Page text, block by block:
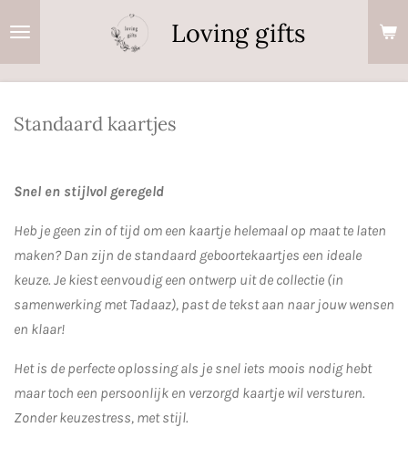
hoofdinhoud
Loving gifts
Standaard kaartjes
Snel en stijlvol geregeld
Heb je geen zin of tijd om een kaartje helemaal op maat te laten
maken? Dan zijn de standaard geboortekaartjes een ideale
keuze. Je kiest eenvoudig een ontwerp uit de collectie (in
samenwerking met Tadaaz), past de tekst aan naar jouw wensen
en klaar!
Het is de perfecte oplossing als je snel iets moois nodig hebt
maar toch een persoonlijk en verzorgd kaartje wil versturen.
Zonder keuzestress, met stijl.